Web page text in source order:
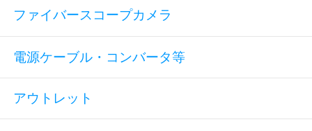
ファイバースコープカメラ
電源ケーブル・コンバータ等
アウトレット